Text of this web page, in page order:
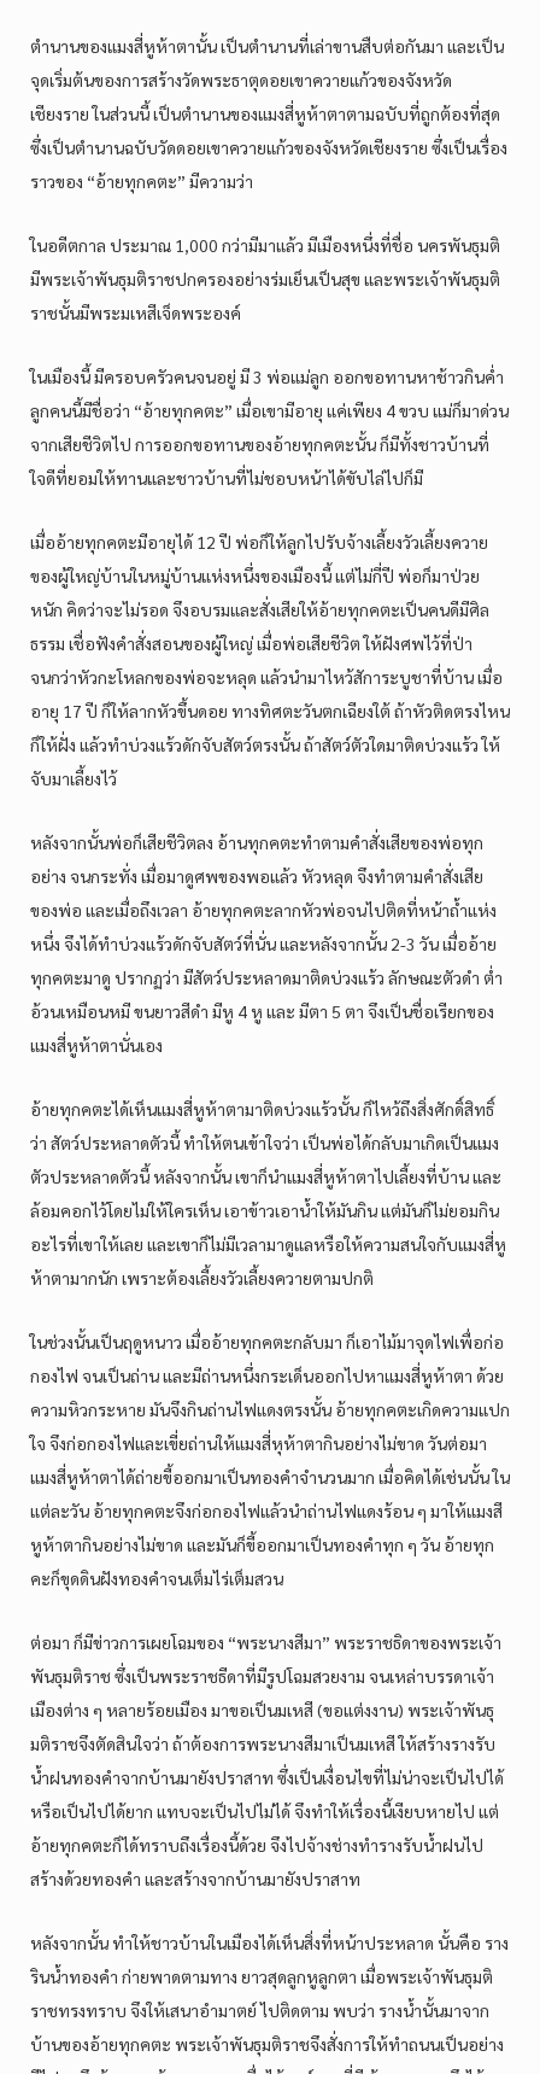
ตำนานของแมงสี่หูห้าตานั้น เป็นตำนานที่เล่าขานสืบต่อกันมา และเป็น
จุดเริ่มต้นของการสร้างวัดพระธาตุดอยเขาควายแก้วของจังหวัด
เชียงราย ในส่วนนี้ เป็นตำนานของแมงสี่หูห้าตาตามฉบับที่ถูกต้องที่สุด
ซึ่งเป็นตำนานฉบับวัดดอยเขาควายแก้วของจังหวัดเชียงราย ซึ่งเป็นเรื่อง
ราวของ “อ้ายทุกคตะ” มีความว่า
ในอดีตกาล ประมาณ 1,000 กว่ามีมาแล้ว มีเมืองหนึ่งที่ชื่อ นครพันธุมติ
มีพระเจ้าพันธุมติราชปกครองอย่างร่มเย็นเป็นสุข และพระเจ้าพันธุมติ
ราชนั้นมีพระมเหสีเจ็ดพระองค์
ในเมืองนี้ มีครอบครัวคนจนอยู่ มี 3 พ่อแม่ลูก ออกขอทานหาช้าวกินค่ำ
ลูกคนนี้มีชื่อว่า “อ้ายทุกคตะ” เมื่อเขามีอายุ แค่เพียง 4 ขวบ แม่ก็มาด่วน
จากเสียชีวิตไป การออกขอทานของอ้ายทุกคตะนั้น ก็มีทั้งชาวบ้านที่
ใจดีที่ยอมให้ทานและชาวบ้านที่ไม่ชอบหน้าได้ขับไล่ไปก็มี
เมื่ออ้ายทุกคตะมีอายุได้ 12 ปี พ่อก็ให้ลูกไปรับจ้างเลี้ยงวัวเลี้ยงควาย
ของผู้ใหญ่บ้านในหมู่บ้านแห่งหนึ่งของเมืองนี้ แต่ไม่กี่ปี พ่อก็มาป่วย
หนัก คิดว่าจะไม่รอด จึงอบรมและสั่งเสียให้อ้ายทุกคตะเป็นคนดีมีศิล
ธรรม เชื่อฟังคำสั่งสอนของผู้ใหญ่ เมื่อพ่อเสียชีวิต ให้ฝังศพไว้ที่ป่า
จนกว่าหัวกะโหลกของพ่อจะหลุด แล้วนำมาไหว้สัการะบูชาที่บ้าน เมื่อ
อายุ 17 ปี ก็ให้ลากหัวขึ้นดอย ทางทิศตะวันตกเฉียงใต้ ถ้าหัวติดตรงไหน
ก็ให้ฝั่ง แล้วทำบ่วงแร้วดักจับสัตว์ตรงนั้น ถ้าสัตว์ตัวใดมาติดบ่วงแร้ว ให้
จับมาเลี้ยงไว้
หลังจากนั้นพ่อก็เสียชีวิตลง อ้านทุกคตะทำตามคำสั่งเสียของพ่อทุก
อย่าง จนกระทั่ง เมื่อมาดูศพของพอแล้ว หัวหลุด จึงทำตามคำสั่งเสีย
ของพ่อ และเมื่อถึงเวลา อ้ายทุกคตะลากหัวพ่อจนไปติดที่หน้าถ้ำแห่ง
หนึ่ง จึงได้ทำบ่วงแร้วดักจับสัตว์ที่นั่น และหลังจากนั้น 2-3 วัน เมื่ออ้าย
ทุกคตะมาดู ปรากฏว่า มีสัตว์ประหลาดมาติดบ่วงแร้ว ลักษณะตัวดำ ต่ำ
อ้วนเหมือนหมี ขนยาวสีดำ มีหู 4 หู และ มีตา 5 ตา จึงเป็นชื่อเรียกของ
แมงสี่หูห้าตานั่นเอง
อ้ายทุกคตะได้เห็นแมงสี่หูห้าตามาติดบ่วงแร้วนั้น ก็ไหว้ถึงสิ่งศักดิ์สิทธิ์
ว่า สัตว์ประหลาดตัวนี้ ทำให้ตนเข้าใจว่า เป็นพ่อได้กลับมาเกิดเป็นแมง
ตัวประหลาดตัวนี้ หลังจากนั้น เขาก็นำแมงสี่หูห้าตาไปเลี้ยงที่บ้าน และ
ล้อมคอกไว้โดยไม่ให้ใครเห็น เอาข้าวเอาน้ำให้มันกิน แต่มันก็ไม่ยอมกิน
อะไรที่เขาให้เลย และเขาก็ไม่มีเวลามาดูแลหรือให้ความสนใจกับแมงสี่หู
ห้าตามากนัก เพราะต้องเลี้ยงวัวเลี้ยงควายตามปกติ
ในช่วงนั้นเป็นฤดูหนาว เมื่ออ้ายทุกคตะกลับมา ก็เอาไม้มาจุดไฟเพื่อก่อ
กองไฟ จนเป็นถ่าน และมีถ่านหนึ่งกระเด็นออกไปหาแมงสี่หูห้าตา ด้วย
ความหิวกระหาย มันจึงกินถ่านไฟแดงตรงนั้น อ้ายทุกคตะเกิดความแปก
ใจ จึงก่อกองไฟและเขี่ยถ่านให้แมงสี่หุห้าตากินอย่างไม่ขาด วันต่อมา
แมงสี่หูห้าตาได้ถ่ายขี้ออกมาเป็นทองคำจำนวนมาก เมื่อคิดได้เช่นนั้น ใน
แต่ละวัน อ้ายทุกคตะจึงก่อกองไฟแล้วนำถ่านไฟแดงร้อน ๆ มาให้แมงสี
หูห้าตากินอย่างไม่ขาด และมันก็ขี้ออกมาเป็นทองคำทุก ๆ วัน อ้ายทุก
คะก็ขุดดินฝังทองคำจนเต็มไร่เต็มสวน
ต่อมา ก็มีข่าวการเผยโฉมของ “พระนางสีมา” พระราชธิดาของพระเจ้า
พันธุมติราช ซึ่งเป็นพระราชธีดาที่มีรูปโฉมสวยงาม จนเหล่าบรรดาเจ้า
เมืองต่าง ๆ หลายร้อยเมือง มาขอเป็นมเหสี (ขอแต่งงาน) พระเจ้าพันธุ
มติราชจึงตัดสินใจว่า ถ้าต้องการพระนางสีมาเป็นมเหสี ให้สร้างรางรับ
น้ำฝนทองคำจากบ้านมายังปราสาท ซึ่งเป็นเงื่อนไขที่ไม่น่าจะเป็นไปได้
หรือเป็นไปได้ยาก แทบจะเป็นไปไม่ได้ จึงทำให้เรื่องนี้เงียบหายไป แต่
อ้ายทุกคตะก็ได้ทราบถึงเรื่องนี้ด้วย จึงไปจ้างช่างทำรางรับน้ำฝนไป
สร้างด้วยทองคำ และสร้างจากบ้านมายังปราสาท
หลังจากนั้น ทำให้ชาวบ้านในเมืองได้เห็นสิ่งที่หน้าประหลาด นั้นคือ ราง
รินน้ำทองคำ ก่ายพาดตามทาง ยาวสุดลูกหูลูกตา เมื่อพระเจ้าพันธุมติ
ราชทรงทราบ จึงให้เสนาอำมาตย์ ไปติดตาม พบว่า รางน้ำนั้นมาจาก
บ้านของอ้ายทุกคตะ พระเจ้าพันธุมติราชจึงสั่งการให้ทำถนนเป็นอย่าง